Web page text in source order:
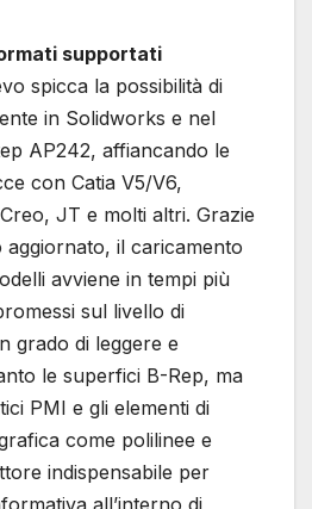
supportati
spicca la possibilità di
in Solidworks e nel
AP242, affiancando le
con Catia V5/V6,
JT e molti altri. Grazie
il caricamento
avviene in tempi più
sul livello di
grado di leggere e
le superfici B-Rep, ma
PMI e gli elementi di
come polilinee e
indispensabile per